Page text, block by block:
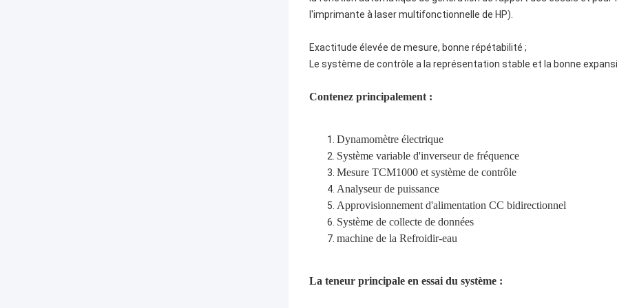
l'imprimante à laser multifonctionnelle de HP).
Exactitude élevée de mesure, bonne répétabilité ;
Le système de contrôle a la représentation stable et la bonne
Contenez principalement :
Dynamomètre électrique
Système variable d'inverseur de fréquence
Mesure TCM1000 et système de contrôle
Analyseur de puissance
Approvisionnement d'alimentation CC bidirectionnel
Système de collecte de données
machine de la Refroidir-eau
La teneur principale en essai du système :